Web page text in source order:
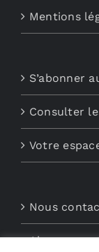
Mentions
S’abonner
Consulter
Votre
Nous